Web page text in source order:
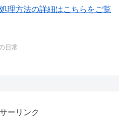
理方法の詳細はこちらをご覧
日常
ーリンク